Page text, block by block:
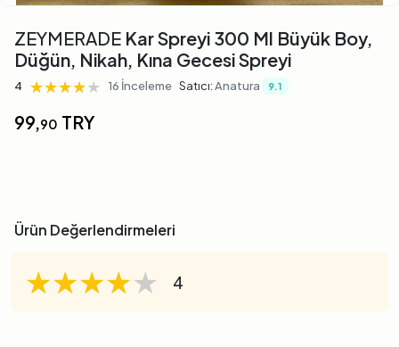
ZEYMERADE Kar Spreyi 300 Ml Büyük Boy,
Düğün, Nikah, Kına Gecesi Spreyi
4 ★★★★★
★★★★★
★★★★★ 16 İnceleme Satıcı:Anatura 9.1
99,90 TRY
Ürün Değerlendirmeleri
★★★★★
★★★★★
★★★★★ 4